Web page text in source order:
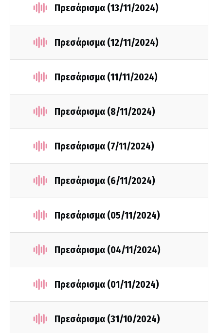
Πρεσάρισμα (13/11/2024)
Πρεσάρισμα (12/11/2024)
Πρεσάρισμα (11/11/2024)
Πρεσάρισμα (8/11/2024)
Πρεσάρισμα (7/11/2024)
Πρεσάρισμα (6/11/2024)
Πρεσάρισμα (05/11/2024)
Πρεσάρισμα (04/11/2024)
Πρεσάρισμα (01/11/2024)
Πρεσάρισμα (31/10/2024)